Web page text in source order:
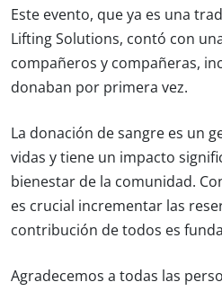
Este evento, que ya es una
Lifting Solutions, contó con
compañeros y compañeras,
donaban por primera vez.
La donación de sangre es un
vidas y tiene un impacto
bienestar de la comunidad.
es crucial incrementar las
contribución de todos es
Agradecemos a todas las